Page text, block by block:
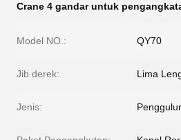
Crane 4 gandar untuk
Model NO.: QY70
Jib derek: Lima
Jenis: